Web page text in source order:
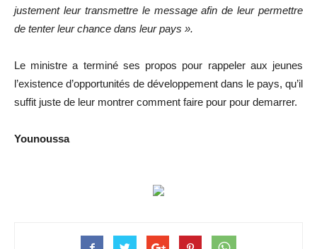
justement leur transmettre le message afin de leur permettre
de tenter leur chance dans leur pays ».
Le ministre a terminé ses propos pour rappeler aux jeunes
l’existence d’opportunités de développement dans le pays, qu’il
suffit juste de leur montrer comment faire pour pour demarrer.
Younoussa